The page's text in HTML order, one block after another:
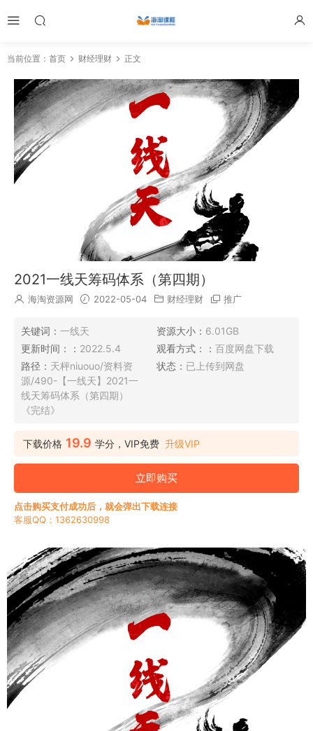
当前位置： 首页 财经理财 正文
2021一线天筹码体系（第四期）
海淘资源网 2022-05-04 财经理财 推广
关键词： 一线天 资源大小： 6.01GB
更新时间：： 2022.5.4 观看方式：： 百度网盘下载
路径： 天枰niuouo/资料资
源/490-【一线天】2021一
线天筹码体系（第四期）
《完结》
状态： 已上传到网盘
下载价格 19.9 学分，VIP免费 升级VIP
立即购买
点击购买支付成功后，就会弹出下载连接
客服QQ：1362630998